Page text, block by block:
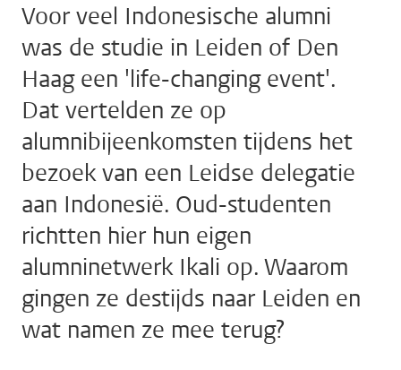
Voor veel Indonesische alumni
was de studie in Leiden of Den
Haag een 'life-changing event'.
Dat vertelden ze op
alumnibijeenkomsten tijdens het
bezoek van een Leidse delegatie
aan Indonesië. Oud-studenten
richtten hier hun eigen
alumninetwerk Ikali op. Waarom
gingen ze destijds naar Leiden en
wat namen ze mee terug?